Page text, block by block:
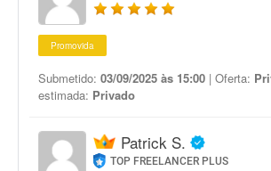
Promovida
Submetido: 03/09/2025 às 15:00 | Oferta:
estimada: Privado
Patrick S.
TOP FREELANCER PLUS